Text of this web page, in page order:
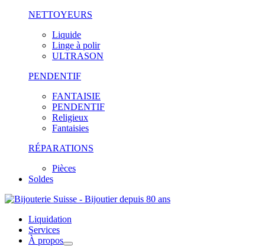
NETTOYEURS
Liquide
Linge à polir
ULTRASON
PENDENTIF
FANTAISIE
PENDENTIF
Religieux
Fantaisies
RÉPARATIONS
Pièces
Soldes
Liquidation
Services
À propos